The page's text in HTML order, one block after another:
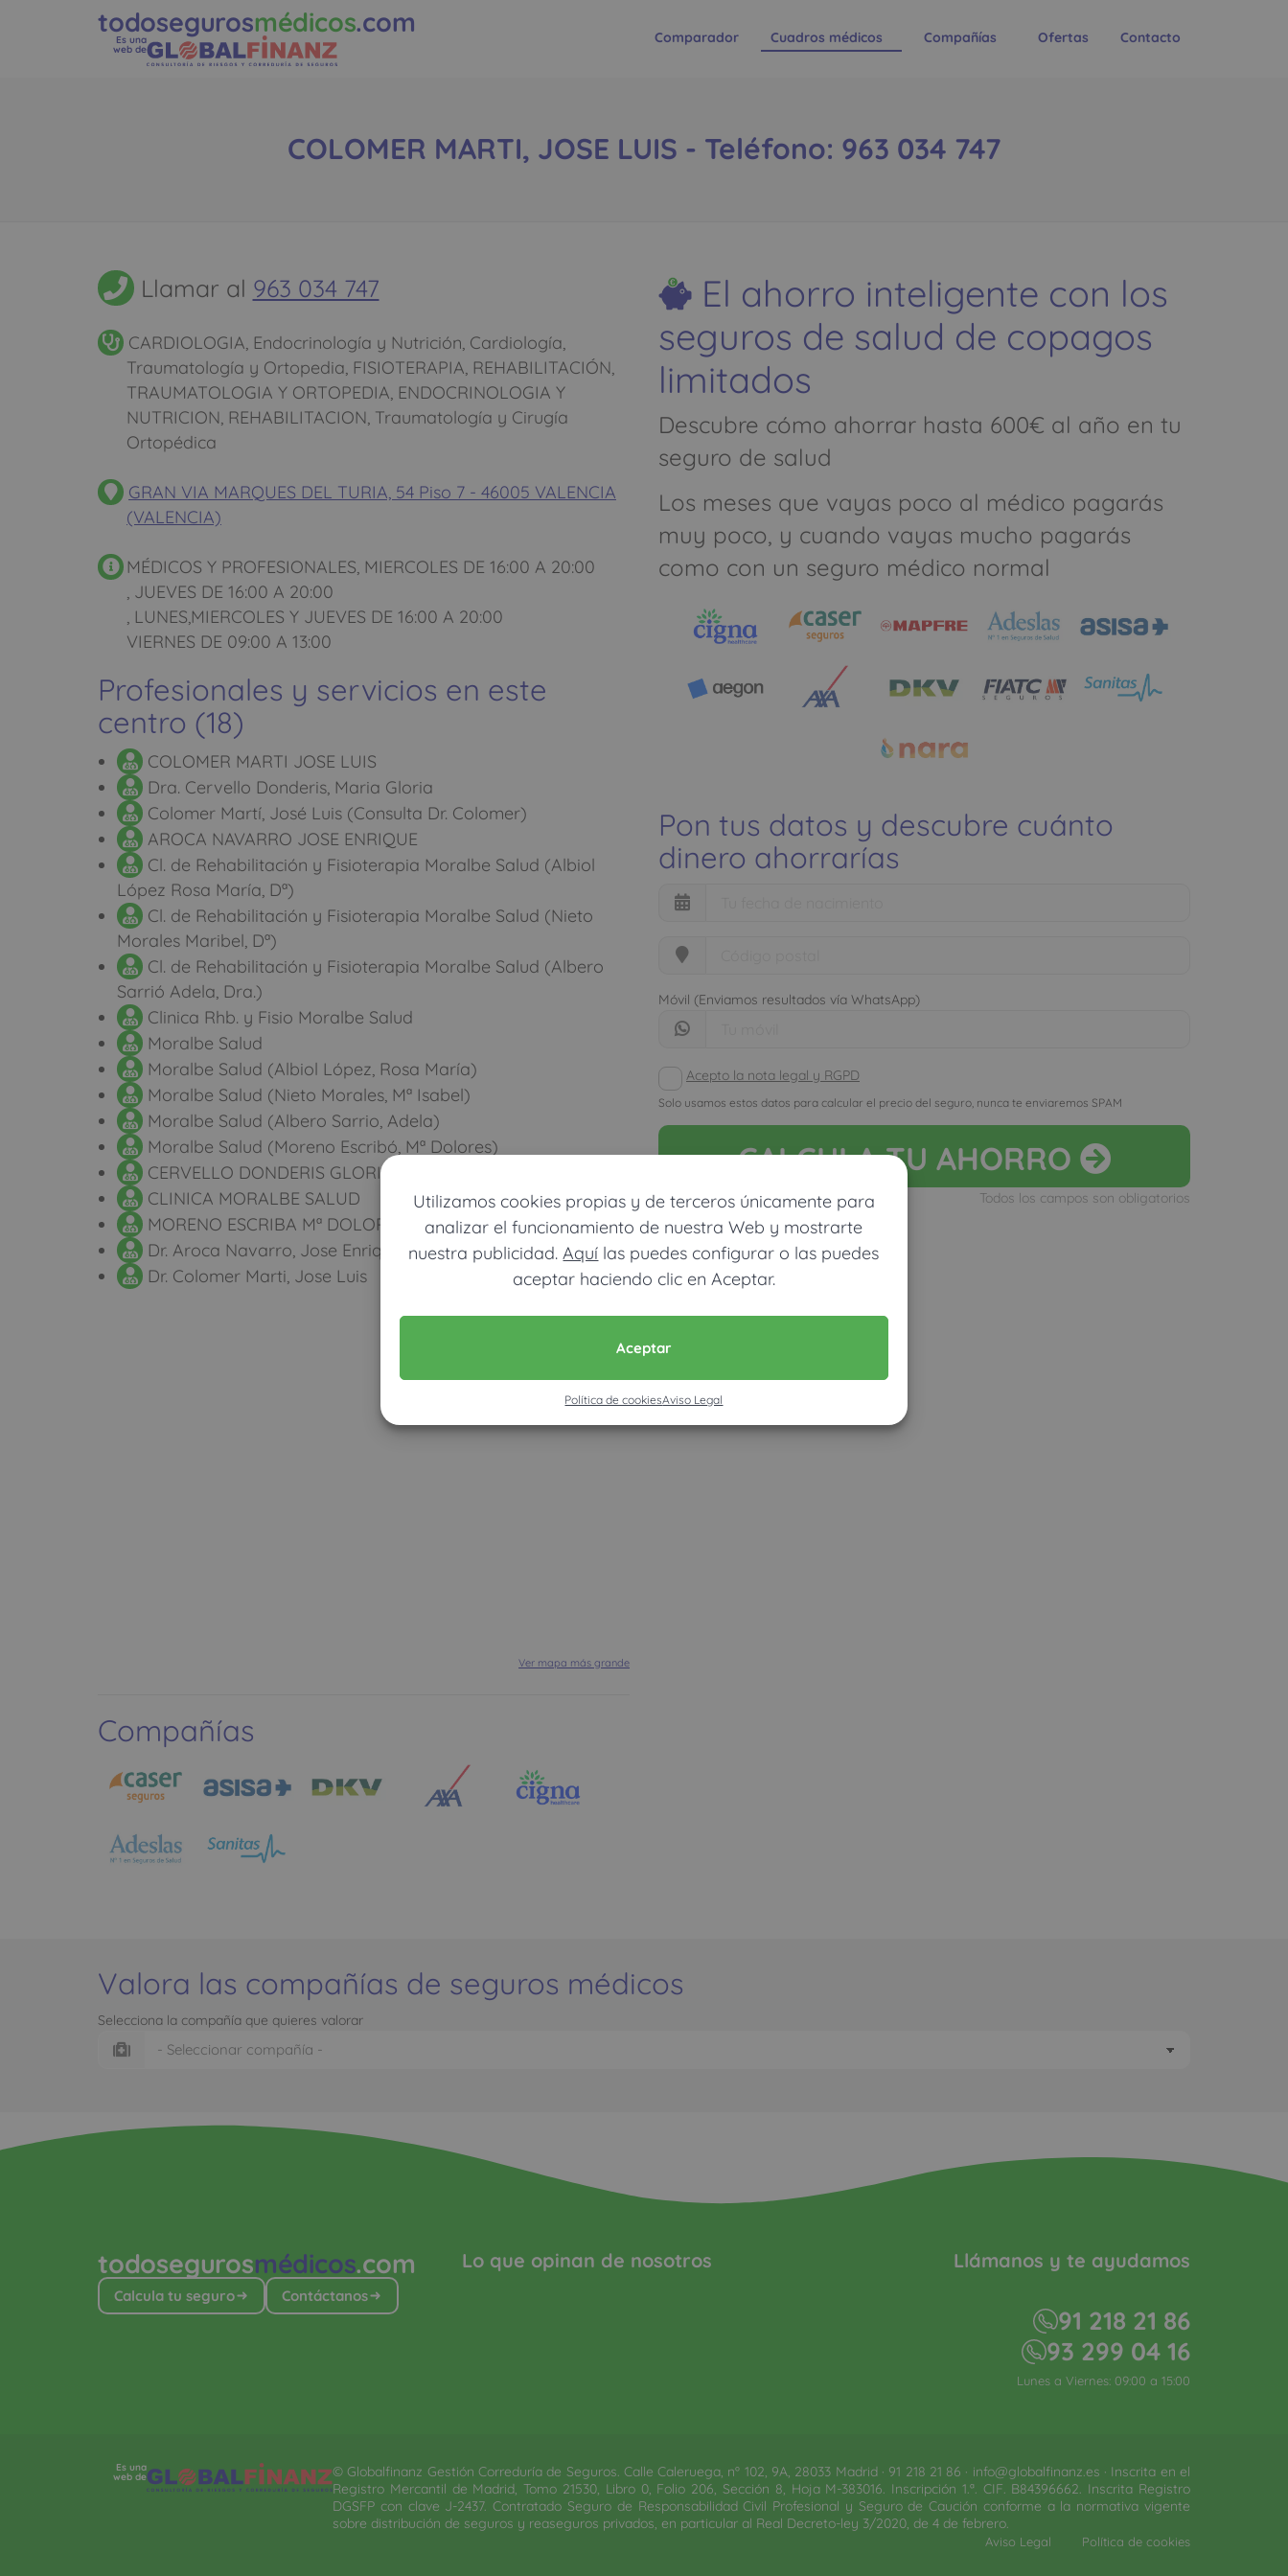
Utilizamos cookies propias y de terceros únicamente para
analizar el funcionamiento de nuestra Web y mostrarte
nuestra publicidad.Aquí las puedes configurar o las puedes
aceptar haciendo clic en Aceptar.
Aceptar
Política de cookiesAviso Legal
todosegurosmédicos.com
Es una
web de
Comparador Cuadros médicos Compañías Ofertas Contacto
COLOMER MARTI, JOSE LUIS - Teléfono: 963 034 747
Llamar al 963 034 747
CARDIOLOGIA, Endocrinología y Nutrición, Cardiología,
Traumatología y Ortopedia, FISIOTERAPIA, REHABILITACIÓN,
TRAUMATOLOGIA Y ORTOPEDIA, ENDOCRINOLOGIA Y
NUTRICION, REHABILITACION, Traumatología y Cirugía
Ortopédica
GRAN VIA MARQUES DEL TURIA, 54 Piso 7 - 46005 VALENCIA
(VALENCIA)
MÉDICOS Y PROFESIONALES, MIERCOLES DE 16:00 A 20:00
, JUEVES DE 16:00 A 20:00
, LUNES,MIERCOLES Y JUEVES DE 16:00 A 20:00
VIERNES DE 09:00 A 13:00
Profesionales y servicios en este
centro (18)
COLOMER MARTI JOSE LUIS
Dra. Cervello Donderis, Maria Gloria
Colomer Martí, José Luis (Consulta Dr. Colomer)
AROCA NAVARRO JOSE ENRIQUE
Cl. de Rehabilitación y Fisioterapia Moralbe Salud (Albiol
López Rosa María, Dª)
Cl. de Rehabilitación y Fisioterapia Moralbe Salud (Nieto
Morales Maribel, Dª)
Cl. de Rehabilitación y Fisioterapia Moralbe Salud (Albero
Sarrió Adela, Dra.)
Clinica Rhb. y Fisio Moralbe Salud
Moralbe Salud
Moralbe Salud (Albiol López, Rosa María)
Moralbe Salud (Nieto Morales, Mª Isabel)
Moralbe Salud (Albero Sarrio, Adela)
Moralbe Salud (Moreno Escribó, Mª Dolores)
CERVELLO DONDERIS GLORIA
CLINICA MORALBE SALUD
MORENO ESCRIBA Mª DOLORES CLINICA MORALBE SALUD
Dr. Aroca Navarro, Jose Enrique
Dr. Colomer Marti, Jose Luis
Ver mapa más grande
Compañías
El ahorro inteligente con los
seguros de salud de copagos
limitados
Descubre cómo ahorrar hasta 600€ al año en tu
seguro de salud
Los meses que vayas poco al médico pagarás
muy poco, y cuando vayas mucho pagarás
como con un seguro médico normal
Pon tus datos y descubre cuánto
dinero ahorrarías
Móvil (Enviamos resultados vía WhatsApp)
Acepto la nota legal y RGPD
Solo usamos estos datos para calcular el precio del seguro, nunca te enviaremos SPAM
CALCULATU AHORRO
Todos los campos son obligatorios
Valora las compañías de seguros médicos
Selecciona la compañía que quieres valorar
todosegurosmédicos.com
Calcula tu seguro Contáctanos
Lo que opinan de nosotros Llámanos y te ayudamos
91 218 21 86
93 299 04 16
Lunes a Viernes: 09:00 a 15:00
Es una
web de
© Globalfinanz Gestión Correduría de Seguros. Calle Caleruega, nº 102, 9A, 28033 Madrid · 91 218 21 86 · info@globalfinanz.es · Inscrita en el
Registro Mercantil de Madrid, Tomo 21530, Libro 0, Folio 206, Sección 8, Hoja M-383016. Inscripción 1.ª. CIF. B84396662. Inscrita Registro
DGSFP con clave J-2437. Contratado Seguro de Responsabilidad Civil Profesional y Seguro de Caución conforme a la normativa vigente
sobre distribución de seguros y reaseguros privados, en particular al Real Decreto-ley 3/2020, de 4 de febrero.​
Aviso Legal Política de cookies